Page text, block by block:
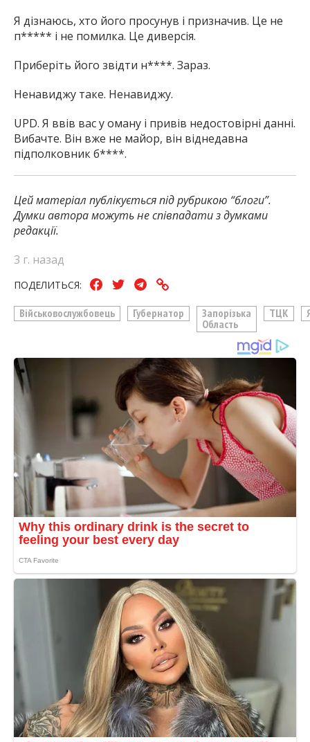
Я дізнаюсь, хто його просунув і призначив. Це не
п***** і не помилка. Це диверсія.
Приберіть його звідти н****. Зараз.
Ненавиджу таке. Ненавиджу.
UPD. Я ввів вас у оману і привів недостовірні данні.
Вибачте. Він вже не майор, він віднедавна
підполковник б****.
Цей матеріал публікується під рубрикою “блоги”.
Думки автора можуть не співпадати з думками
редакції.
3 г. назад
ПОДЕЛИТЬСЯ:
Військовослужбовець Губернатор
Запорізька
Область
ТЦК